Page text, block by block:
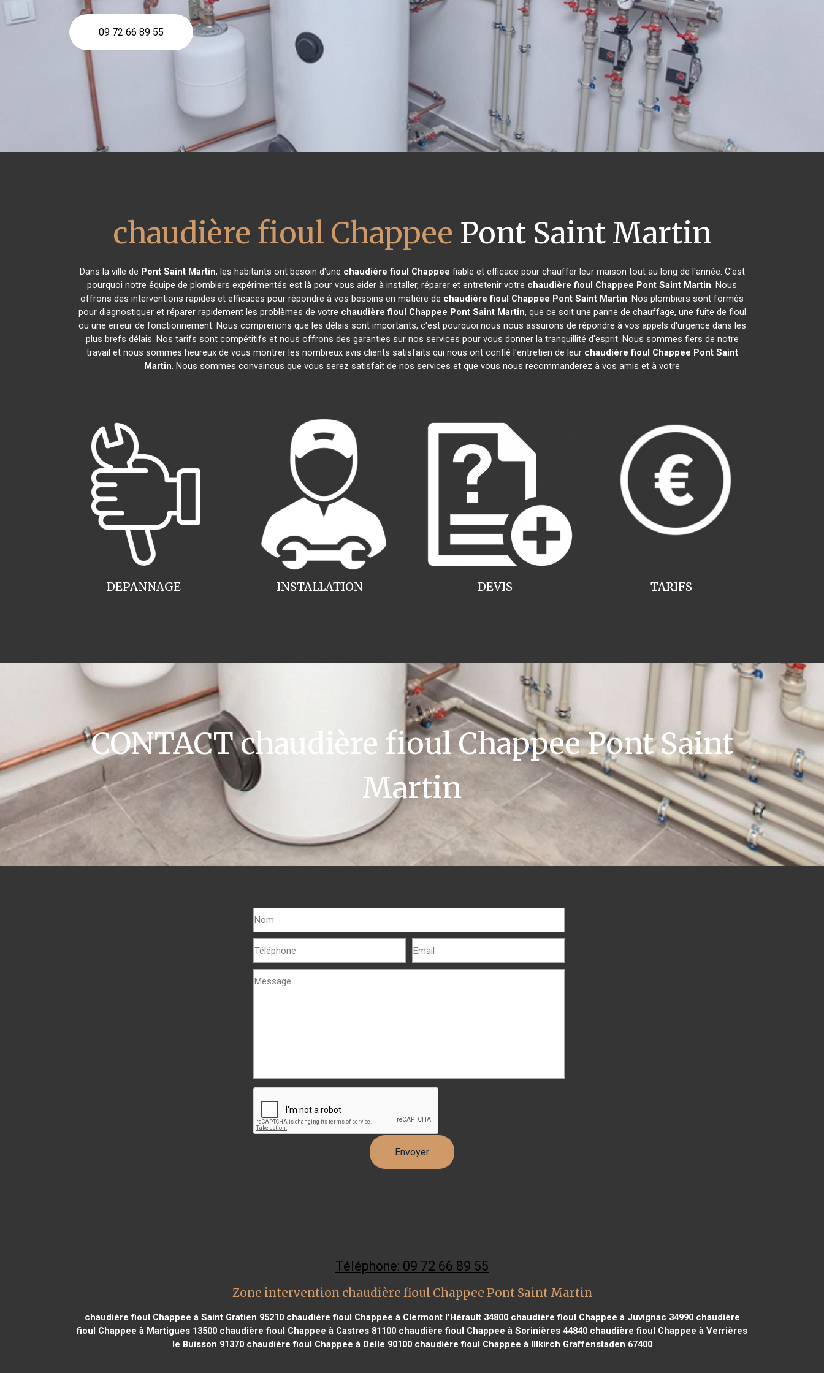
09 72 66 89 55
chaudière fioul Chappee Pont Saint Martin
Dans la ville de Pont Saint Martin, les habitants ont besoin d'une chaudière fioul Chappee fiable et efficace pour chauffer leur maison tout au long de l'année. C'est
pourquoi notre équipe de plombiers expérimentés est là pour vous aider à installer, réparer et entretenir votre chaudière fioul Chappee Pont Saint Martin. Nous
offrons des interventions rapides et efficaces pour répondre à vos besoins en matière de chaudière fioul Chappee Pont Saint Martin. Nos plombiers sont formés
pour diagnostiquer et réparer rapidement les problèmes de votre chaudière fioul Chappee Pont Saint Martin, que ce soit une panne de chauffage, une fuite de fioul
ou une erreur de fonctionnement. Nous comprenons que les délais sont importants, c'est pourquoi nous nous assurons de répondre à vos appels d'urgence dans les
plus brefs délais. Nos tarifs sont compétitifs et nous offrons des garanties sur nos services pour vous donner la tranquillité d'esprit. Nous sommes fiers de notre
travail et nous sommes heureux de vous montrer les nombreux avis clients satisfaits qui nous ont confié l'entretien de leur chaudière fioul Chappee Pont Saint
Martin. Nous sommes convaincus que vous serez satisfait de nos services et que vous nous recommanderez à vos amis et à votre
INSTALLATION
DEPANNAGE TARIFS
DEVIS
CONTACT chaudière fioul Chappee Pont Saint
Martin
Téléphone: 09 72 66 89 55
Zone intervention chaudière fioul Chappee Pont Saint Martin
chaudière fioul Chappee à Saint Gratien 95210chaudière fioul Chappee à Clermont l'Hérault 34800chaudière fioul Chappee à Juvignac 34990chaudière
fioul Chappee à Martigues 13500 chaudière fioul Chappee à Castres 81100 chaudière fioul Chappee à Sorinières 44840 chaudière fioul Chappee à Verrières
le Buisson 91370chaudière fioul Chappee à Delle 90100chaudière fioul Chappee à Illkirch Graffenstaden 67400